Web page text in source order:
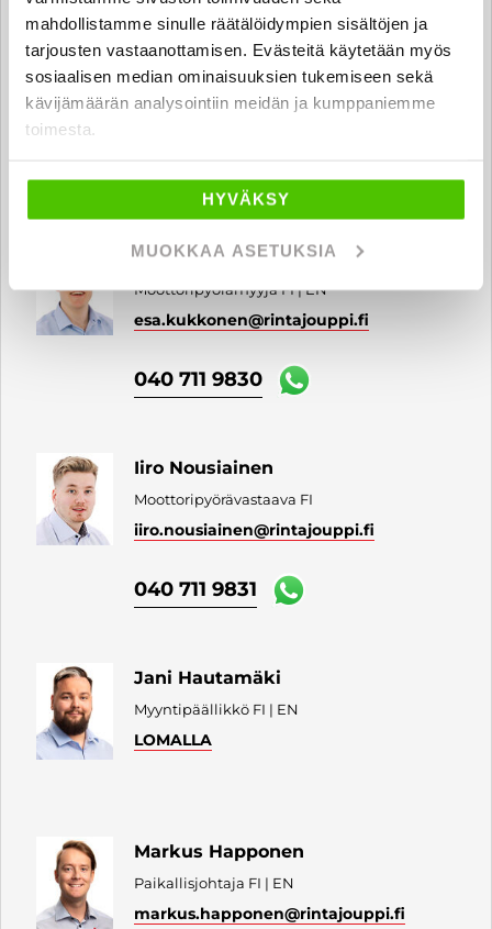
mahdollistamme sinulle räätälöidympien sisältöjen ja
tarjousten vastaanottamisen. Evästeitä käytetään myös
sosiaalisen median ominaisuuksien tukemiseen sekä
kävijämäärän analysointiin meidän ja kumppaniemme
toimesta.
HYVÄKSY
MUOKKAA ASETUKSIA
Vilhelmi Tiitu
Auto- ja moottoripyörämyyjä FI | EN
vilhelmi.tiitu@rintajouppi.fi
Esa Kukkonen
Moottoripyörämyyjä FI | EN
esa.kukkonen@rintajouppi.fi
040 711 9830
Iiro Nousiainen
Moottoripyörävastaava FI
iiro.nousiainen@rintajouppi.fi
040 711 9831
Jani Hautamäki
Myyntipäällikkö FI | EN
LOMALLA
Markus Happonen
Paikallisjohtaja FI | EN
markus.happonen@rintajouppi.fi